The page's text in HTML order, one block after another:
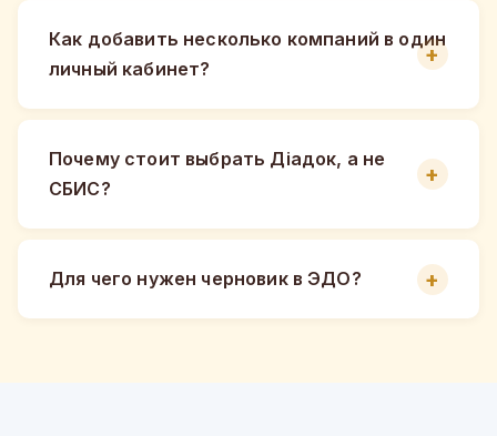
Как добавить несколько компаний в один
личный кабинет?
Почему стоит выбрать Діадок, а не
СБИС?
Для чего нужен черновик в ЭДО?